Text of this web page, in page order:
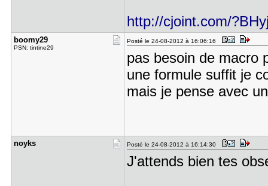
http://cjoint.com/
boomy29
PSN: tintine29
Posté le 24-08-2012 à 16:06:16
pas besoin de
une formule suffit je
mais je pense avec
noyks Posté le 24-08-2012 à 16:14:30
J'attends bien tes